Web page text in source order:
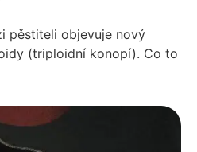
pěstiteli objevuje nový
(triploidní konopí). Co to